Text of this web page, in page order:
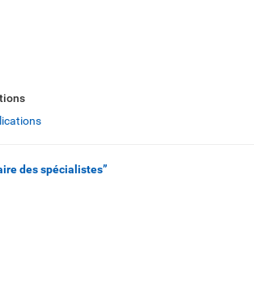
des spécialistes”